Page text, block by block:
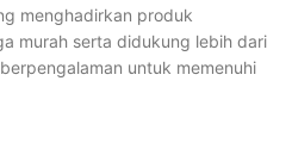
menghadirkan produk
murah serta didukung lebih dari
untuk memenuhi